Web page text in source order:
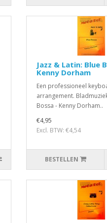
Jazz & Latin: Blue
Kenny Dorham
Een professioneel
arrangement.
Bossa - Kenny Dorham..
€4,95
Excl. BTW: €4,54
BESTELLEN